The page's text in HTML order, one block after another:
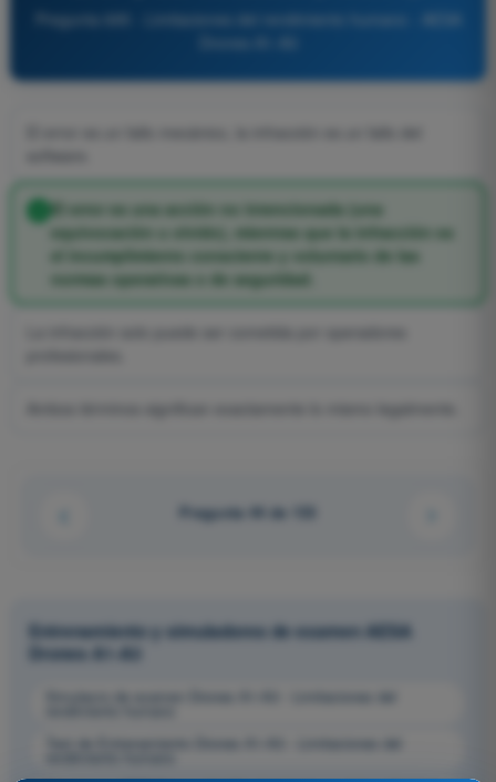
Pregunta 695 - Limitaciones del rendimiento humano - AESA
El error es una acción no intencionada (una
equivocación u olvido), mientras que la infracción es
el incumplimiento consciente y voluntario de las
normas operativas o de seguridad.
Pregunta 44 de 133
Entrenamiento y simuladores de examen AESA
Drones A1-A3
Simulacro de examen Drones A1-A3 - Limitaciones del
Test de Entrenamiento Drones A1-A3 - Limitaciones del